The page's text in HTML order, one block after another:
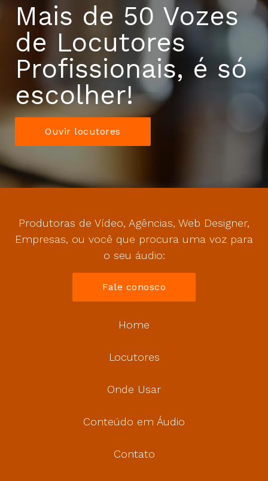
Mais de 50 Vozes
de Locutores
Profissionais, é só
escolher!
Ouvir locutores
Produtoras de Vídeo, Agências, Web Designer,
Empresas, ou você que procura uma voz para
o seu áudio:
Fale conosco
Home
Locutores
Onde Usar
Conteúdo em Áudio
Contato